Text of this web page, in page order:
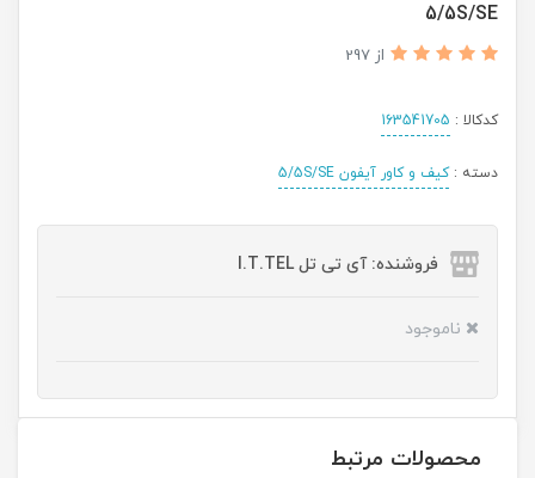
5/5S/SE
از 297
کدکالا : 163541705
دسته :کیف و کاور آیفون 5/5S/SE
فروشنده: آی تی تل I.T.TEL
ناموجود
محصولات مرتبط